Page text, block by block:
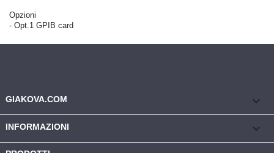
Opzioni
- Opt.1 GPIB card
GIAKOVA.COM keyboard_arrow_down
INFORMAZIONI 